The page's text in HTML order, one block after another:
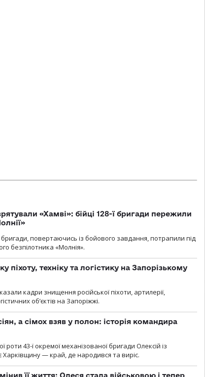
«Хамві»: бійці 128-ї бригади пережили
бригади, повертаючись із бойового завдання, потрапили під
безпілотника «Молнія».
піхоту, техніку та логістику на Запорізькому
кадри знищення російської піхоти, артилерії,
об’єктів на Запоріжжі.
а сімох взяв у полон: історія командира
роти 43-ї окремої механізованої бригади Олексій із
Харківщину — край, де народився та виріс.
її життя: Олеся стала військовою і тепер